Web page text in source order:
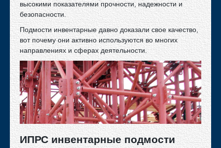
Производство и изготовление металлоконструкций
Плазменная резка металлопроката
Гибка листового металлопроката
Производство нестандартных металлоконструкций
Раскрой листового металла
Наше производство
Вакансии
Партнеры
Проекты
высокими показателями прочности, надежности и
безопасности.
Подмости инвентарные давно доказали свое качество,
вот почему они активно используются во многих
направлениях и сферах деятельности.
ИПРС инвентарные подмости